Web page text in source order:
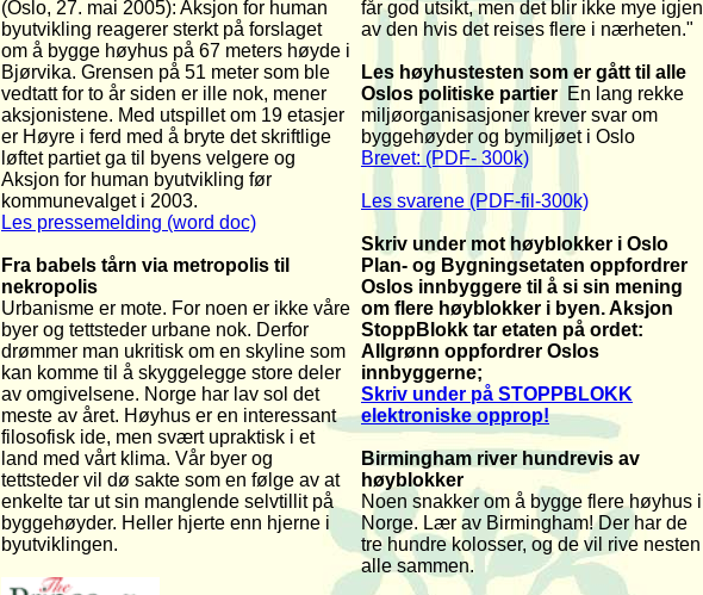
(Oslo, 27. mai 2005): Aksjon for human
byutvikling reagerer sterkt på forslaget
om å bygge høyhus på 67 meters høyde i
Bjørvika. Grensen på 51 meter som ble
vedtatt for to år siden er ille nok, mener
aksjonistene. Med utspillet om 19 etasjer
er Høyre i ferd med å bryte det skriftlige
løftet partiet ga til byens velgere og
Aksjon for human byutvikling før
kommunevalget i 2003.
Les pressemelding (word doc)
Fra babels tårn via metropolis til
nekropolis
Urbanisme er mote. For noen er ikke våre
byer og tettsteder urbane nok. Derfor
drømmer man ukritisk om en skyline som
kan komme til å skyggelegge store deler
av omgivelsene. Norge har lav sol det
meste av året. Høyhus er en interessant
filosofisk ide, men svært upraktisk i et
land med vårt klima. Vår byer og
tettsteder vil dø sakte som en følge av at
enkelte tar ut sin manglende selvtillit på
byggehøyder. Heller hjerte enn hjerne i
byutviklingen.
får god utsikt, men det blir ikke mye igjen
av den hvis det reises flere i nærheten."
Les høyhustesten som er gått til alle
Oslos politiske partier En lang rekke
miljøorganisasjoner krever svar om
byggehøyder og bymiljøet i Oslo
Brevet: (PDF- 300k)
Les svarene (PDF-fil-300k)
Skriv under mot høyblokker i Oslo
Plan- og Bygningsetaten oppfordrer
Oslos innbyggere til å si sin mening
om flere høyblokker i byen. Aksjon
StoppBlokk tar etaten på ordet:
Allgrønn oppfordrer Oslos
innbyggerne;
Skriv under på STOPPBLOKK
elektroniske opprop!
Birmingham river hundrevis av
høyblokker
Noen snakker om å bygge flere høyhus i
Norge. Lær av Birmingham! Der har de
tre hundre kolosser, og de vil rive nesten
alle sammen.